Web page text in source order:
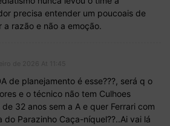
precisa entender um poucoais de
a razão e não a emoção.
de planejamento é esse???, será q o
e o técnico não tem Culhoes
de 32 anos sem a A e quer Ferrari com
do Parazinho Caça-níquel??..Ai vai lá